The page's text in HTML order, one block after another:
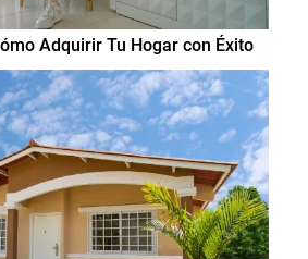
Adquirir Tu Hogar con Éxito